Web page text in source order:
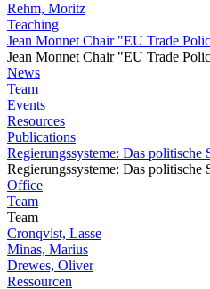
Rehm, Moritz
Teaching
Jean Monnet Chair "EU Trade
Jean Monnet Chair "EU Trade
News
Team
Events
Resources
Publications
Regierungssysteme: Das politische
Regierungssysteme: Das politische
Office
Team
Team
Cronqvist, Lasse
Minas, Marius
Drewes, Oliver
Ressourcen